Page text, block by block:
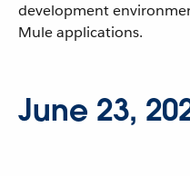
development
Mule applications.
June 23,